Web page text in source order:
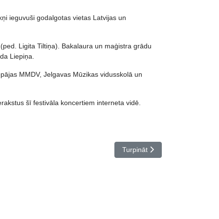
ieguvuši godalgotas vietas Latvijas un
Ligita Tiltiņa). Bakalaura un maģistra grādu
Liepiņa.
MMDV, Jelgavas Mūzikas vidusskolā un
šī festivāla koncertiem interneta vidē.
Nākamais raksts: Pedagogu
Turpināt